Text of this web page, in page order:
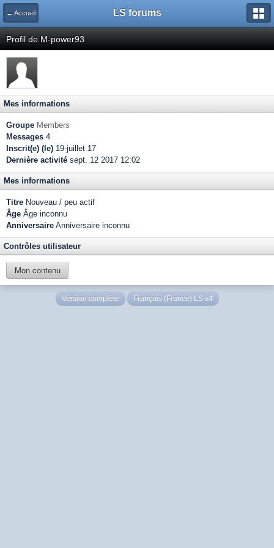
← Accueil LS forums
Profil de M-power93
Mes informations
Groupe Members
Messages 4
Inscrit(e) (le) 19-juillet 17
Dernière activité sept. 12 2017 12:02
Mes informations
Titre Nouveau / peu actif
Âge Âge inconnu
Anniversaire Anniversaire inconnu
Contrôles utilisateur
Mon contenu
Version complète Français (France) LS v4